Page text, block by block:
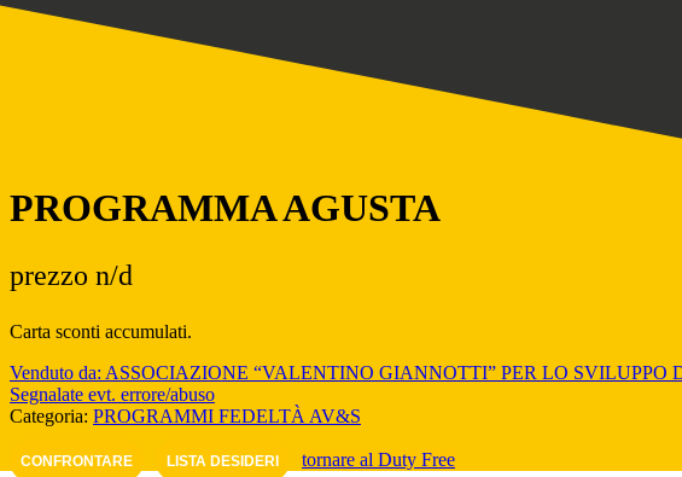
PROGRAMMA AGUSTA
prezzo n/d
Carta sconti accumulati.
Venduto da: ASSOCIAZIONE “VALENTINO GIANNOTTI” PER LO SVILUPPO
Segnalate evt. errore/abuso
Categoria: PROGRAMMI FEDELTÀ AV&S
CONFRONTARE LISTA DESIDERI tornare al Duty Free